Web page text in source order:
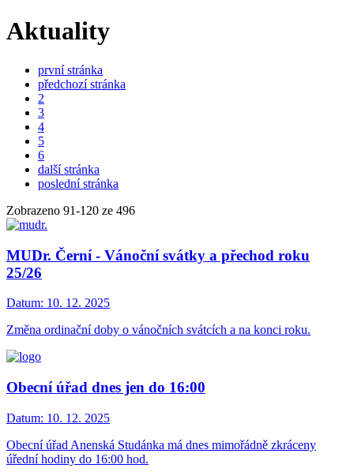
Aktuality
první stránka
předchozí stránka
2
3
4
5
6
další stránka
poslední stránka
Zobrazeno 91-120 ze 496
MUDr. Černí - Vánoční svátky a přechod roku
25/26
Datum: 10. 12. 2025
Změna ordinační doby o vánočních svátcích a na konci roku.
Obecní úřad dnes jen do 16:00
Datum: 10. 12. 2025
Obecní úřad Anenská Studánka má dnes mimořádně zkráceny
úřední hodiny do 16:00 hod.